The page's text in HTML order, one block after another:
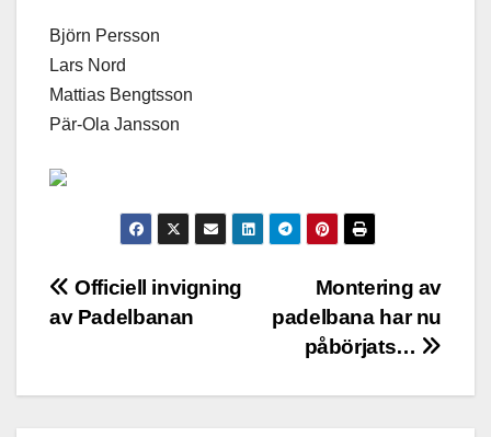
Björn Persson
Lars Nord
Mattias Bengtsson
Pär-Ola Jansson
InläggsnavigeringMontering av
padelbana har nu
påbörjats…
Officiell invigning
av Padelbanan